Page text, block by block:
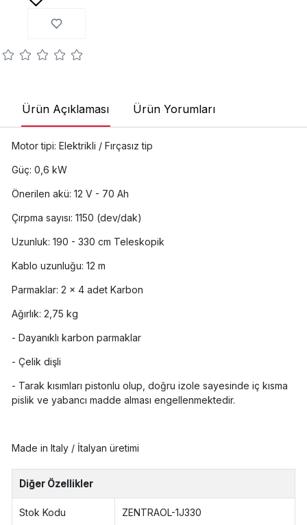
Ürün Açıklaması Ürün Yorumları
Motor tipi: Elektrikli / Fırçasız tip
Güç: 0,6 kW
Önerilen akü: 12 V - 70 Ah
Çırpma sayısı: 1150 (dev/dak)
Uzunluk: 190 - 330 cm Teleskopik
Kablo uzunluğu: 12 m
Parmaklar: 2 x 4 adet Karbon
Ağırlık: 2,75 kg
- Dayanıklı karbon parmaklar
- Çelik dişli
- Tarak kısımları pistonlu olup, doğru izole sayesinde iç kısma
pislik ve yabancı madde alması engellenmektedir.
Made in Italy / İtalyan üretimi
Diğer Özellikler
Stok Kodu ZENTRAOL-1J330